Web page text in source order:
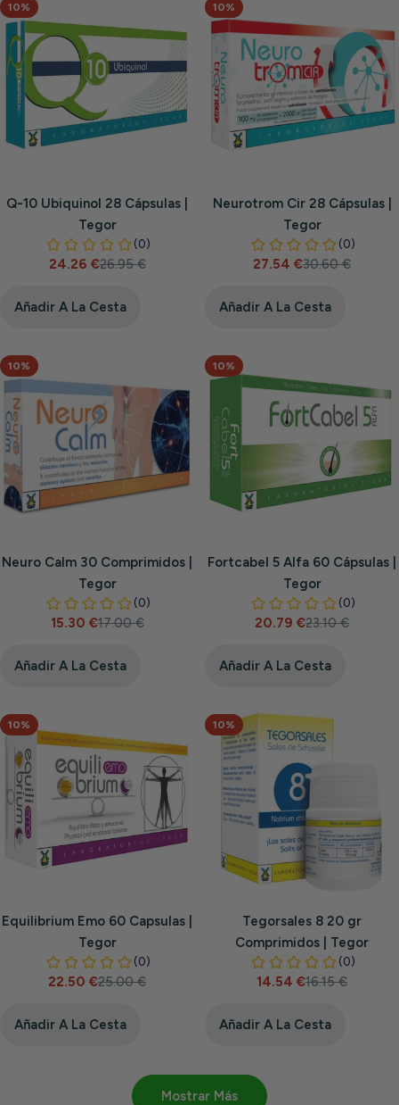
10%
Q-10 Ubiquinol 28 Cápsulas |
Tegor
Precio
venta
24.26 €Precio
26.95 €
Añadir A La Cesta
10%
Neurotrom Cir 28 Cápsulas |
Tegor
Precio
venta
27.54 €Precio
30.60 €
Añadir A La Cesta
10%
Neuro Calm 30 Comprimidos |
Tegor
Precio
venta
15.30 €Precio
17.00 €
Añadir A La Cesta
10%
Fortcabel 5 Alfa 60 Cápsulas |
Tegor
Precio
venta
20.79 €Precio
23.10 €
Añadir A La Cesta
10%
Equilibrium Emo 60 Capsulas |
Tegor
Precio
venta
22.50 €Precio
25.00 €
Añadir A La Cesta
10%
Tegorsales 8 20 gr
Comprimidos | Tegor
Precio
venta
14.54 €Precio
16.15 €
Añadir A La Cesta
Mostrar Más